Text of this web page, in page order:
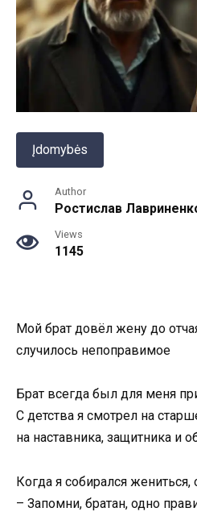
Įdomybės
Author
Ростислав
Views
1145
Мой брат довёл жену до
случилось непоправимое
Брат всегда был для меня
С детства я смотрел на
на наставника, защитника и
Когда я собирался жениться,
– Запомни, братан, одно